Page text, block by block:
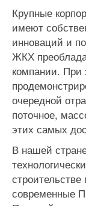
Крупные
имеют
инноваций и
ЖКХ
компании. При
очередной
поточное,
этих самых
В нашей
современные